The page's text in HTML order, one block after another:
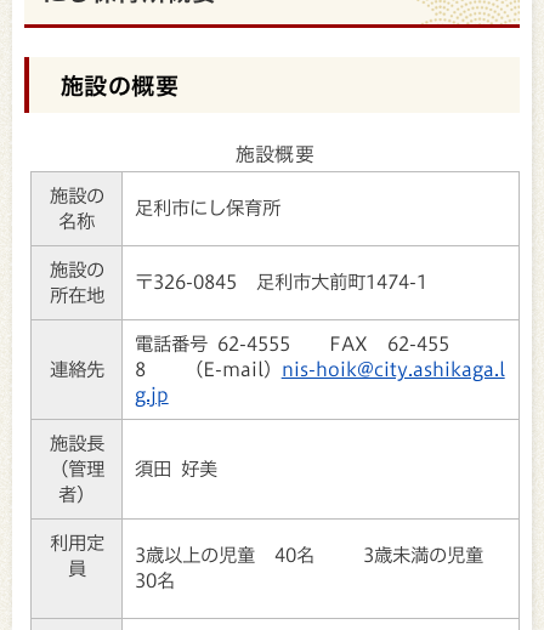
施設の概要
施設概要
施設の
名称
足利市にし保育所
施設の
所在地
〒326-0845 足利市大前町1474-1
連絡先
電話番号 62-4555 FAX 62-455
8 （E-mail） nis-hoik@city.ashikaga.l
g.jp
施設長
（管理
者）
須田 好美
利用定
員
3歳以上の児童 40名 3歳未満の児童
30名